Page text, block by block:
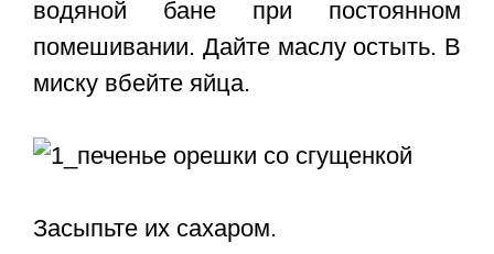
водяной бане при постоянном
помешивании. Дайте маслу остыть. В
миску вбейте яйца.
Засыпьте их сахаром.